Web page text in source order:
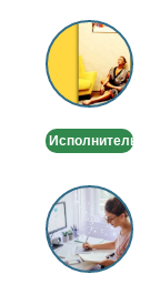
Тантрический
массаж
Исполнитель
Репетитор
английского
Онлайн
по